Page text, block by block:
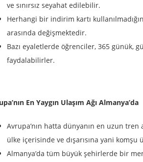
ve sınırsız seyahat edilebilir.
Herhangi bir indirim kartı
arasında değişmektedir.
Bazı eyaletlerde öğrenciler, 365 günük,
faydalabilirler.
En Yaygın Ulaşım Ağı Almanya’da
Avrupa’nın hatta dünyanın en uzun
ülke içerisinde ve dışarısına yani
Almanya’da tüm büyük şehirlerde bir